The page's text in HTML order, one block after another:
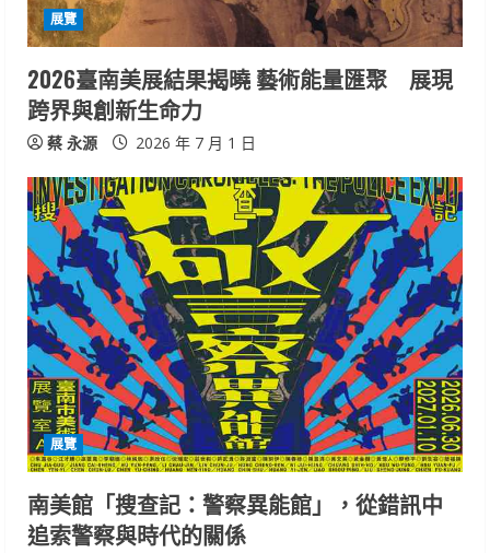
展覽
2026臺南美展結果揭曉 藝術能量匯聚 展現
跨界與創新生命力
蔡 永源 2026 年 7 月 1 日
展覽
南美館「搜查記：警察異能館」，從錯訊中
追索警察與時代的關係